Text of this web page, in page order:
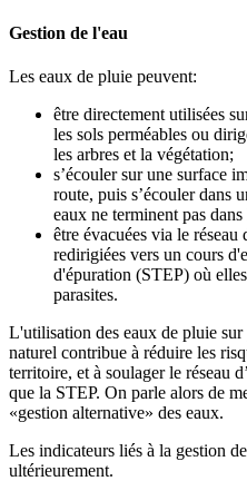
Gestion de l'eau
Les eaux de pluie peuvent:
être directement utilisées
les sols perméables ou
les arbres et la végétation;
s’écouler sur une surface
route, puis s’écouler dans
eaux ne terminent pas
être évacuées via le
redirigiées vers un cours
d'épuration (STEP) où
parasites.
L'utilisation des eaux de pluie
naturel contribue à réduire les
territoire, et à soulager le réseau
que la STEP. On parle alors de
«gestion alternative» des eaux.
Les indicateurs liés à la gestion
ultérieurement.